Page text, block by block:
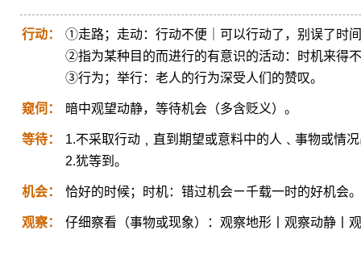
行动：
①走路；走动：行动不便｜可以行动了，别误了时
②指为某种目的而进行的有意识的活动：时机来得
③行为；举行：老人的行为深受人们的赞叹。
窥伺： 暗中观望动静，等待机会（多含贬义）。
等待：
1.不采取行动﹐直到期望或意料中的人﹑事物或情
2.犹等到。
机会： 恰好的时候；时机：错过机会ㄧ千载一时的好机会。
观察： 仔细察看（事物或现象）：观察地形丨观察动静丨